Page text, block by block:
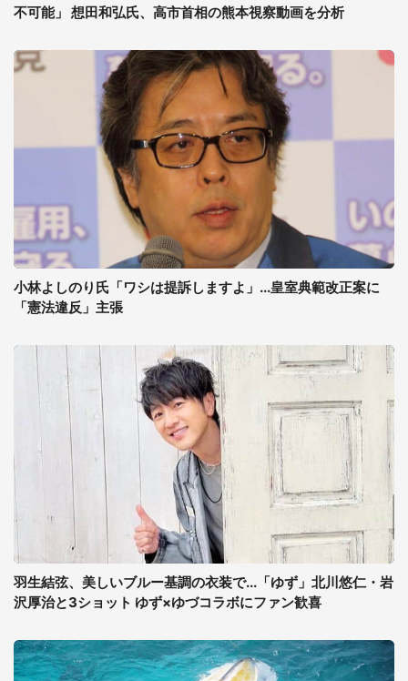
不可能」 想田和弘氏、高市首相の熊本視察動画を分析
小林よしのり氏「ワシは提訴しますよ」...皇室典範改正案に
「憲法違反」主張
羽生結弦、美しいブルー基調の衣装で...「ゆず」北川悠仁・岩
沢厚治と3ショット ゆず×ゆづコラボにファン歓喜